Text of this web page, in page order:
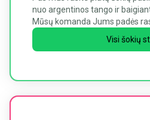
nuo argentinos tango ir
Mūsų komanda Jums padės
Visi šokių